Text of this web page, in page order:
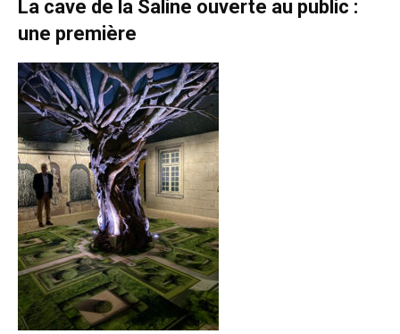
La cave de la Saline ouverte au public :
une première